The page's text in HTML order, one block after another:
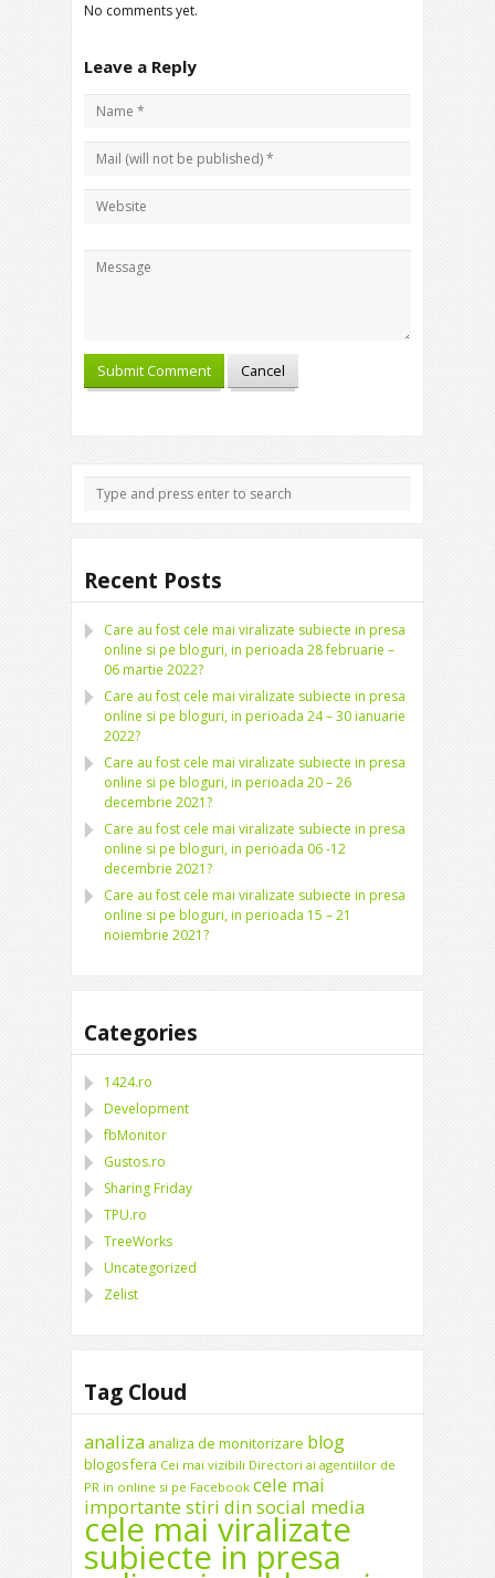
No comments yet.
Leave a Reply
Recent Posts
Care au fost cele mai viralizate subiecte in presa
online si pe bloguri, in perioada 28 februarie –
06 martie 2022?
Care au fost cele mai viralizate subiecte in presa
online si pe bloguri, in perioada 24 – 30 ianuarie
2022?
Care au fost cele mai viralizate subiecte in presa
online si pe bloguri, in perioada 20 – 26
decembrie 2021?
Care au fost cele mai viralizate subiecte in presa
online si pe bloguri, in perioada 06 -12
decembrie 2021?
Care au fost cele mai viralizate subiecte in presa
online si pe bloguri, in perioada 15 – 21
noiembrie 2021?
Categories
1424.ro
Development
fbMonitor
Gustos.ro
Sharing Friday
TPU.ro
TreeWorks
Uncategorized
Zelist
Tag Cloud
analiza analiza de monitorizare blog
blogosfera Cei mai vizibili Directori ai agentiilor de
PR in online si pe Facebook cele mai
importante stiri din social media
cele mai viralizate
subiecte in presa